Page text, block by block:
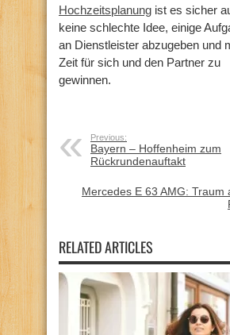
Hochzeitsplanung ist es sicher
keine schlechte Idee, einige
an Dienstleister abzugeben und
Zeit für sich und den Partner zu
gewinnen.
Previous:
Bayern – Hoffenheim zum
Rückrundenauftakt
Mercedes E 63 AMG: Traum
RELATED ARTICLES